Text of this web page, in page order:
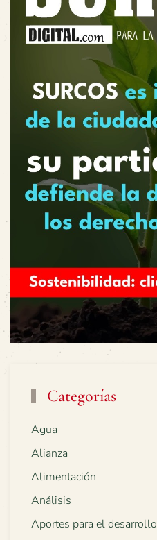
Categorías
Agua
Alianza
Alimentación
Análisis
Aportes para el desarrollo